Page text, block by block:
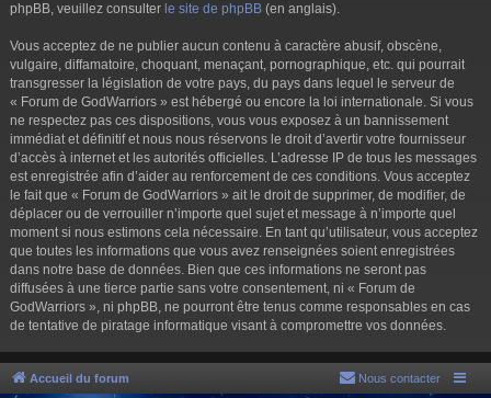
phpBB, veuillez consulter le site de phpBB (en anglais).
Vous acceptez de ne publier aucun contenu à caractère abusif, obscène,
vulgaire, diffamatoire, choquant, menaçant, pornographique, etc. qui pourrait
transgresser la législation de votre pays, du pays dans lequel le serveur de
« Forum de GodWarriors » est hébergé ou encore la loi internationale. Si vous
ne respectez pas ces dispositions, vous vous exposez à un bannissement
immédiat et définitif et nous nous réservons le droit d’avertir votre fournisseur
d’accès à internet et les autorités officielles. L’adresse IP de tous les messages
est enregistrée afin d’aider au renforcement de ces conditions. Vous acceptez
le fait que « Forum de GodWarriors » ait le droit de supprimer, de modifier, de
déplacer ou de verrouiller n’importe quel sujet et message à n’importe quel
moment si nous estimons cela nécessaire. En tant qu’utilisateur, vous acceptez
que toutes les informations que vous avez renseignées soient enregistrées
dans notre base de données. Bien que ces informations ne seront pas
diffusées à une tierce partie sans votre consentement, ni « Forum de
GodWarriors », ni phpBB, ne pourront être tenus comme responsables en cas
de tentative de piratage informatique visant à compromettre vos données.
Accueil du forum Nous contacter